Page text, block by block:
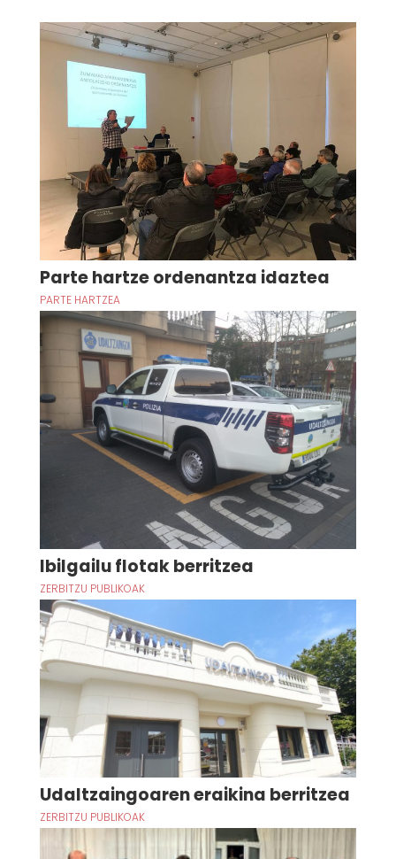
Parte hartze ordenantza idaztea
PARTE HARTZEA
Ibilgailu flotak berritzea
ZERBITZU PUBLIKOAK
Udaltzaingoaren eraikina berritzea
ZERBITZU PUBLIKOAK